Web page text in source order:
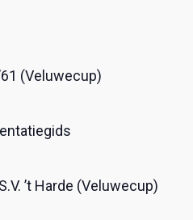
(Veluwecup)
’t Harde (Veluwecup)